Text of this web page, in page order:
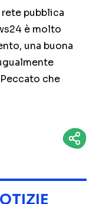
rete pubblica
è molto
una buona
che